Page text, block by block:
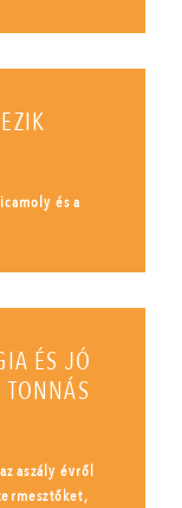
és a
ÉS JÓ
aszály évről